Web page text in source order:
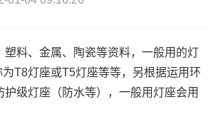
料、金属、陶瓷等资料，一般用的灯
T8灯座或T5灯座等等，另根据运用环
级灯座（防水等），一般用灯座会用